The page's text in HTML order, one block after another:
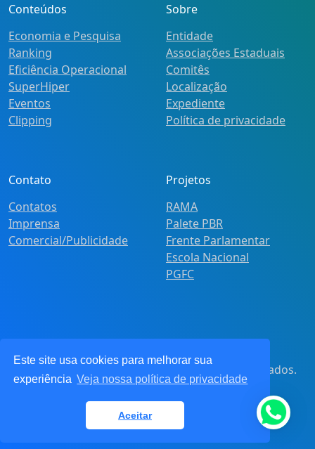
Este site usa cookies para melhorar sua
experiência Veja nossa política de privacidade
Aceitar
Conteúdos
Economia e Pesquisa
Ranking
Eficiência Operacional
SuperHiper
Eventos
Clipping
Sobre
Entidade
Associações Estaduais
Comitês
Localização
Expediente
Política de privacidade
Contato
Contatos
Imprensa
Comercial/Publicidade
Projetos
RAMA
Palete PBR
Frente Parlamentar
Escola Nacional
PGFC
Pot&Pracy
. Todos os direitos reservados.
CNPJ: 62.360.268.0001/91